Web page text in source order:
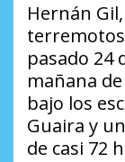
Hernán
pasado 24
mañana
bajo los
Guaira y
de casi 72